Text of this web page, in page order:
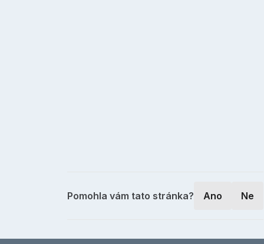
Pomohla vám tato stránka? Ano Ne